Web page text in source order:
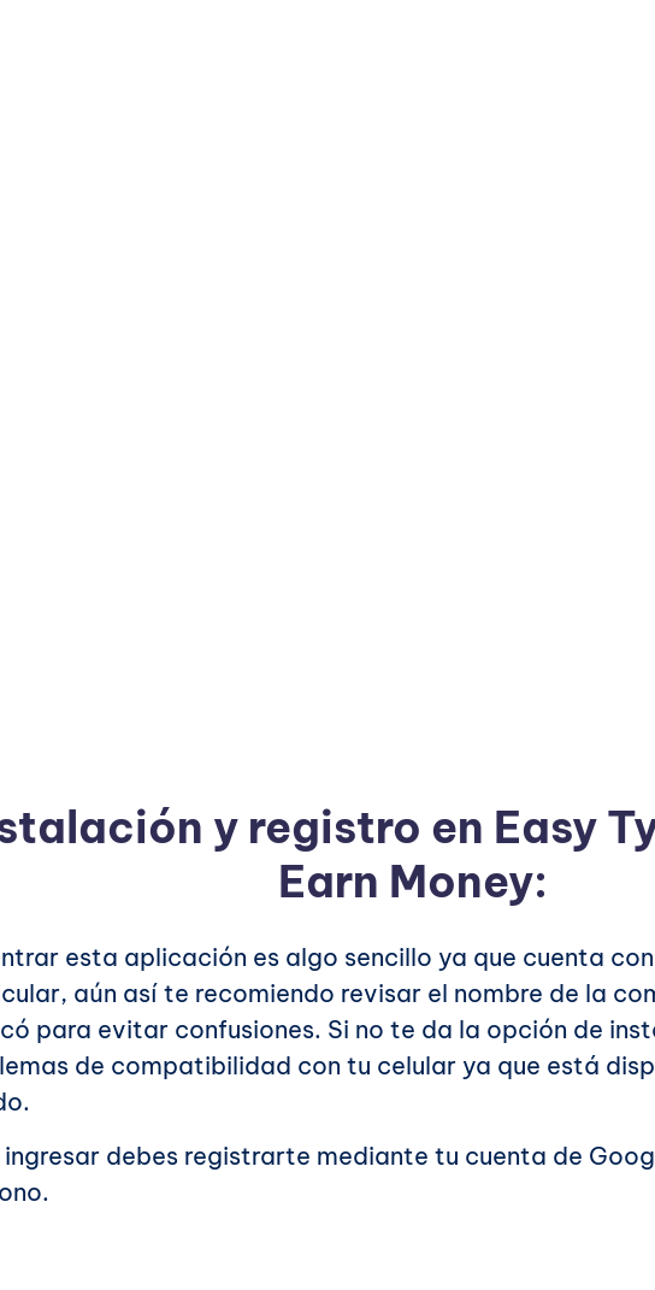
y registro en Easy
Earn Money:
esta aplicación es algo sencillo ya que cuenta
aún así te recomiendo revisar el nombre de la
para evitar confusiones. Si no te da la opción de
de compatibilidad con tu celular ya que está
ingresar debes registrarte mediante tu cuenta de